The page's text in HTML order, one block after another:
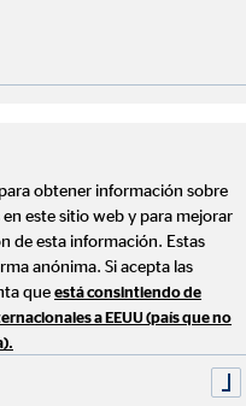
gestión
sin coste y sin
obtener información sobre
este sitio web y para mejorar
de esta información. Estas
anónima. Si acepta las
que está consintiendo de
a EEUU (país que no